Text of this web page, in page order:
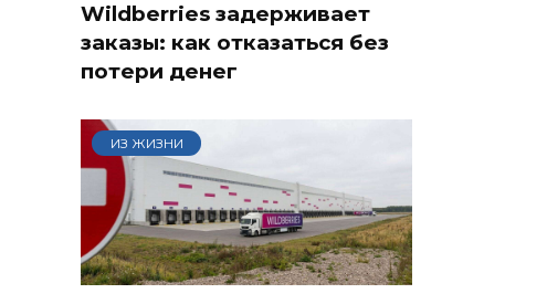
Wildberries задерживает
заказы: как отказаться без
потери денег
ИЗ ЖИЗНИ